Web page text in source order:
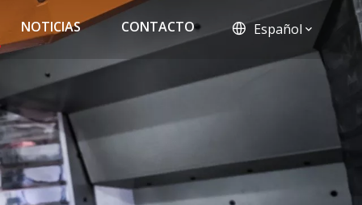
NOTICIAS CONTACTO Español